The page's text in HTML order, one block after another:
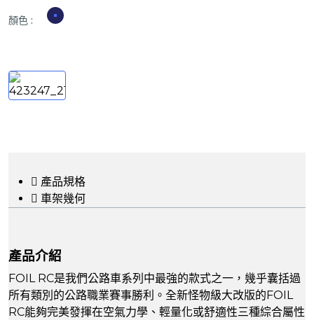
顏色 :
產品規格
車架幾何
產品介紹
FOIL RC是我們公路車系列中最強的款式之一，幾乎囊括過
所有類別的公路職業賽事勝利。全新怪物級大改版的FOIL
RC能夠完美發揮在空氣力學、輕量化或舒適性三種綜合屬性